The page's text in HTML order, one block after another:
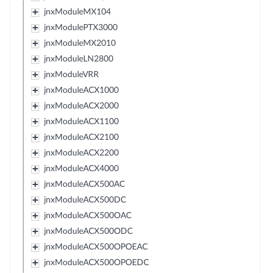
jnxModuleMX104
jnxModulePTX3000
jnxModuleMX2010
jnxModuleLN2800
jnxModuleVRR
jnxModuleACX1000
jnxModuleACX2000
jnxModuleACX1100
jnxModuleACX2100
jnxModuleACX2200
jnxModuleACX4000
jnxModuleACX500AC
jnxModuleACX500DC
jnxModuleACX500OAC
jnxModuleACX500ODC
jnxModuleACX500OPOEAC
jnxModuleACX500OPOEDC